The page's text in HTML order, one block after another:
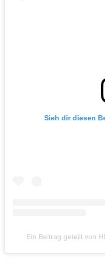
Sieh dir diesen
Ein Beitrag geteilt von